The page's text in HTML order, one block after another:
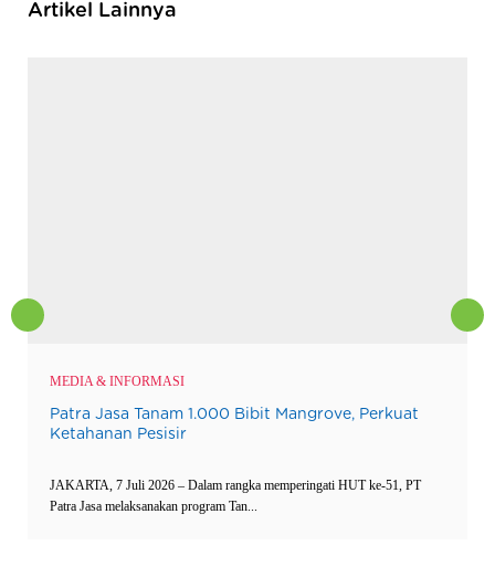
Artikel Lainnya
MEDIA & INFORMASI
Patra Jasa Tanam 1.000 Bibit Mangrove, Perkuat
Ketahanan Pesisir
JAKARTA, 7 Juli 2026 – Dalam rangka memperingati HUT ke-51, PT
Patra Jasa melaksanakan program Tan...